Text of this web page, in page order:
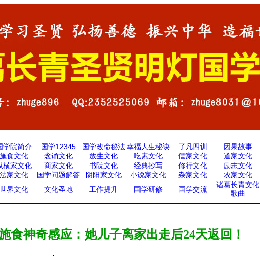
学院简介 国学12345 国学改命秘法 幸福人生秘诀 了凡四训 因果故事
施食文化 念诵文化 放生文化 吃素文化 儒家文化 道家文化
横家文化 商家文化 书院文化 经典抄写 修行文化 励志文化
法家文化 国学问题解答 阴阳家文化 小说家文化 杂家文化 农家文化
世界文化 文化圣地 工作提升 国学研修 国学交流
诸葛长青文化
歌曲
食神奇感应：她儿子离家出走后24天返回！